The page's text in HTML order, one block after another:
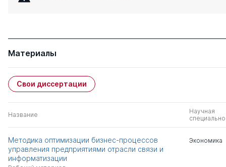
Материалы
Свои диссертации
Название
Научная
Методика оптимизации бизнес-процессов
управления предприятиями отрасли связи и
информатизации
Экономика